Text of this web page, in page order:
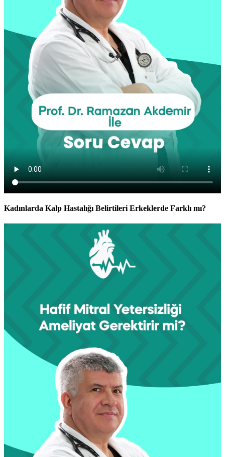
Kadınlarda Kalp Hastalığı Belirtileri Erkeklerde Farklı mı?